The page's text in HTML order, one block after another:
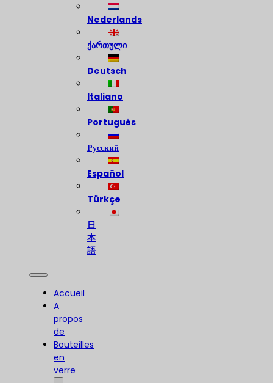
Nederlands
ქართული
Deutsch
Italiano
Português
Русский
Español
Türkçe
日
本
語
Accueil
A
propos
de
Bouteilles
en
verre